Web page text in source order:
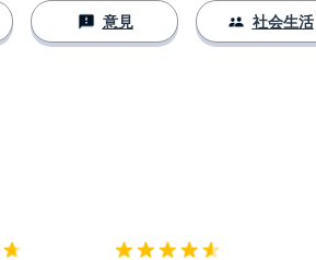
意見 社会生活